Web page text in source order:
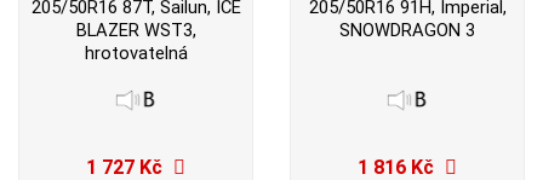
205/50R16 87T, Sailun, ICE
BLAZER WST3,
hrotovatelná
1 727 Kč
205/50R16 91H, Imperial,
SNOWDRAGON 3
1 816 Kč